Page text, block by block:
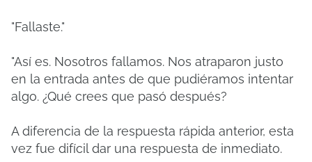
"Fallaste."
"Así es. Nosotros fallamos. Nos atraparon justo
en la entrada antes de que pudiéramos intentar
algo. ¿Qué crees que pasó después?
A diferencia de la respuesta rápida anterior, esta
vez fue difícil dar una respuesta de inmediato.